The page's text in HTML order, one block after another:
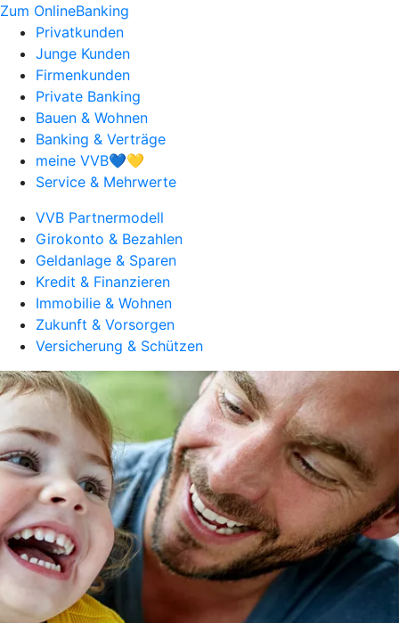
Zum OnlineBanking
Privatkunden
Junge Kunden
Firmenkunden
Private Banking
Bauen & Wohnen
Banking & Verträge
meine VVB💙💛
Service & Mehrwerte
VVB Partnermodell
Girokonto & Bezahlen
Geldanlage & Sparen
Kredit & Finanzieren
Immobilie & Wohnen
Zukunft & Vorsorgen
Versicherung & Schützen